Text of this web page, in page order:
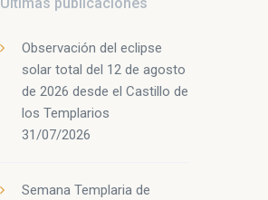
Observación del eclipse
solar total del 12 de agosto
de 2026 desde el Castillo de
los Templarios
31/07/2026
Semana Templaria de